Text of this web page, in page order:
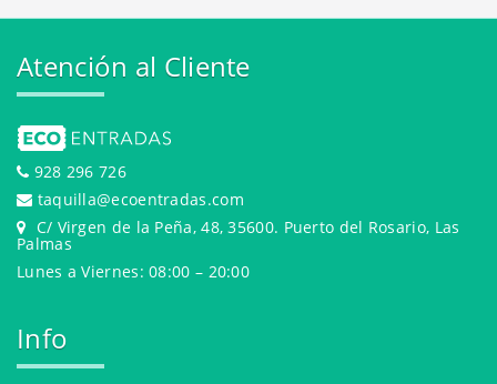
Atención al Cliente
928 296 726
taquilla@ecoentradas.com
C/ Virgen de la Peña, 48, 35600. Puerto del Rosario, Las
Palmas
Lunes a Viernes: 08:00 – 20:00
Info